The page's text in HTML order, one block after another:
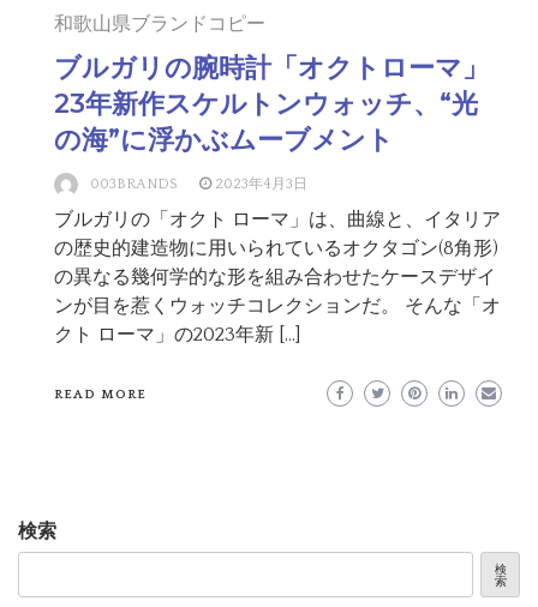
和歌山県ブランドコピー
ブルガリの腕時計「オクトローマ」
23年新作スケルトンウォッチ、“光
の海”に浮かぶムーブメント
003BRANDS 2023年4月3日
ブルガリの「オクト ローマ」は、曲線と、イタリア
の歴史的建造物に用いられているオクタゴン(8角形)
の異なる幾何学的な形を組み合わせたケースデザイ
ンが目を惹くウォッチコレクションだ。 そんな「オ
クト ローマ」の2023年新 […]
READ MORE
検索
検
索